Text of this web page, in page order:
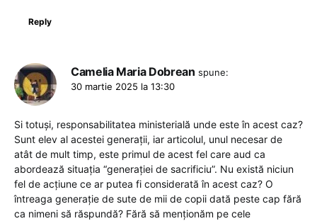
Reply
Camelia Maria Dobrean spune:
30 martie 2025 la 13:30
Si totuși, responsabilitatea ministerială unde este în acest caz?
Sunt elev al acestei generații, iar articolul, unul necesar de
atât de mult timp, este primul de acest fel care aud ca
abordează situația “generației de sacrificiu”. Nu există niciun
fel de acțiune ce ar putea fi considerată în acest caz? O
întreaga generație de sute de mii de copii dată peste cap fără
ca nimeni să răspundă? Fără să menționăm pe cele